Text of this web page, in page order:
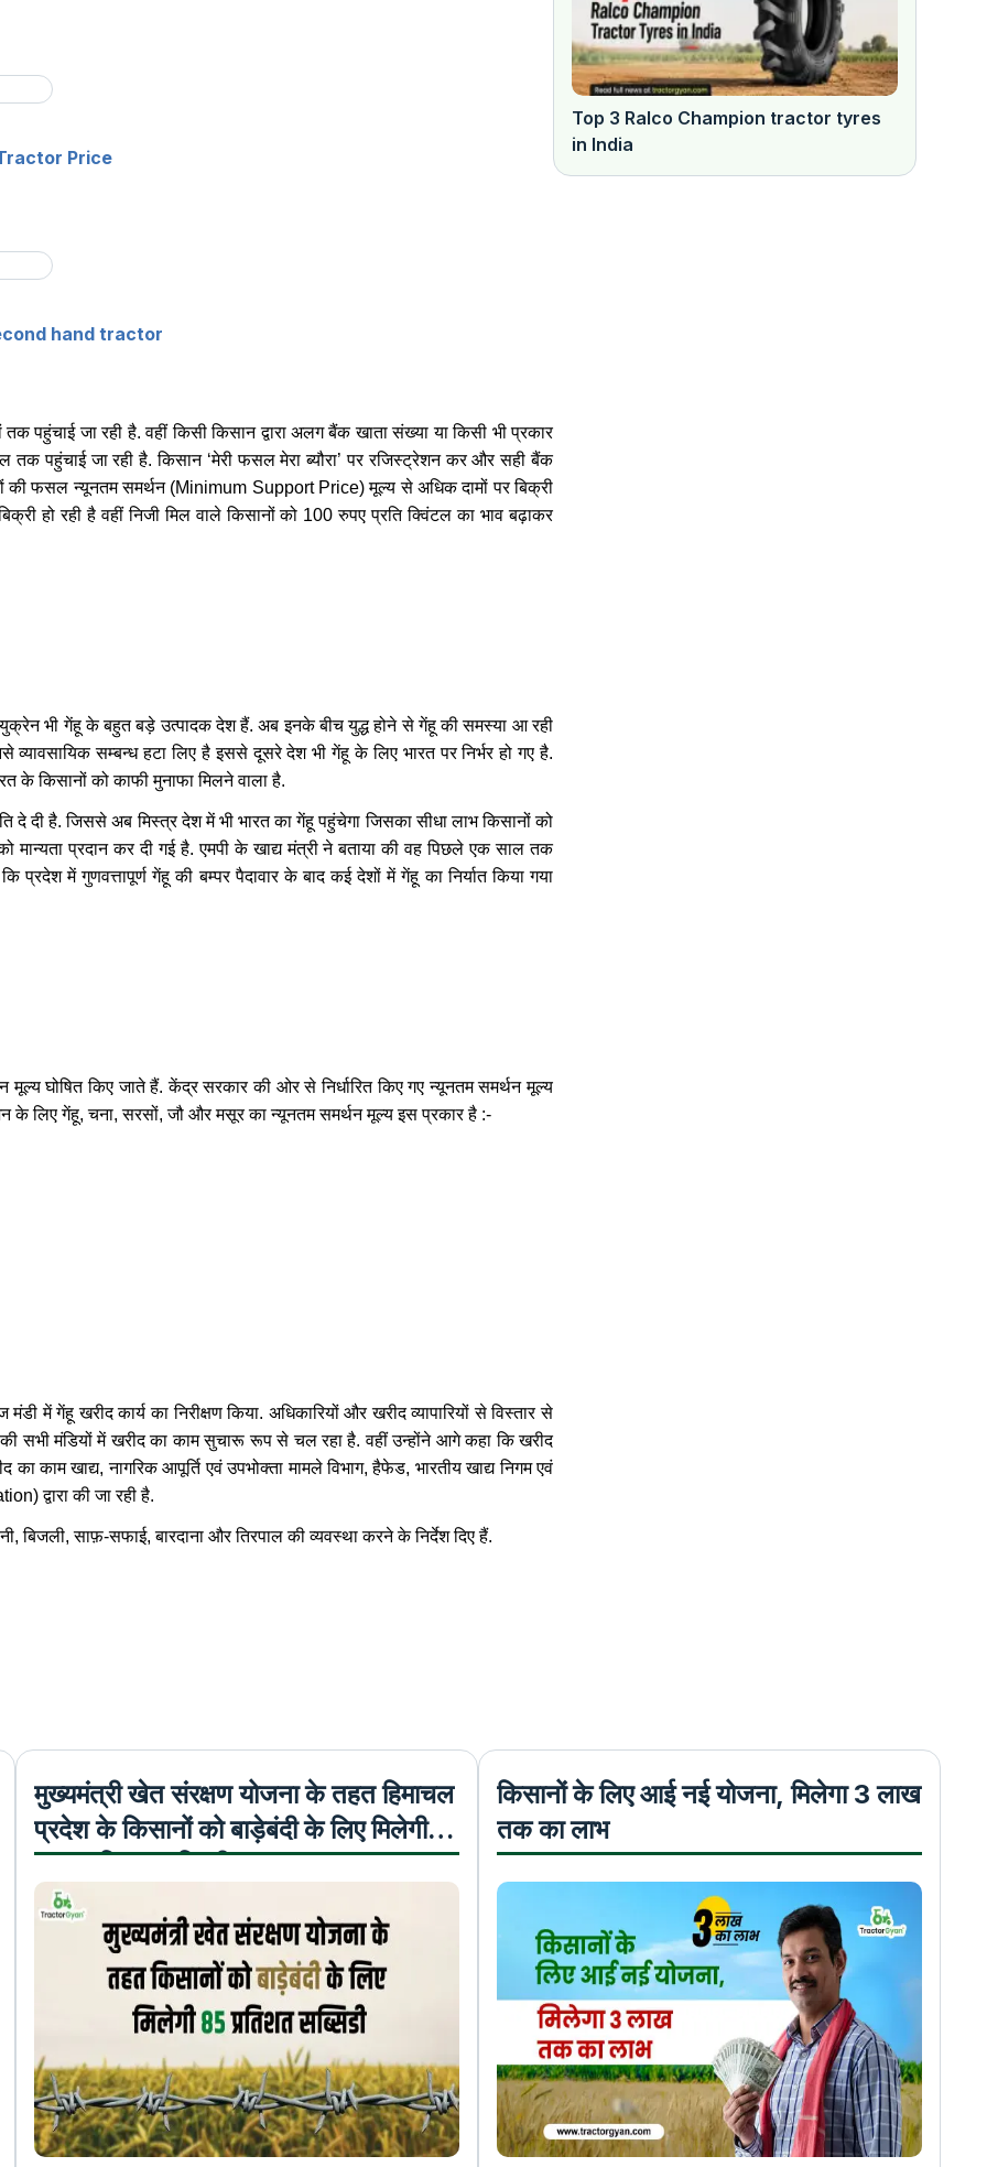
Price
hand tractor
पहुंचाई जा रही है. वहीं किसी किसान द्वारा अलग बैंक खाता संख्या या किसी भी प्रकार
तक पहुंचाई जा रही है. किसान ‘मेरी फसल मेरा ब्यौरा’ पर रजिस्ट्रेशन कर और सही बैंक
की फसल न्यूनतम समर्थन (Minimum Support Price) मूल्य से अधिक दामों पर बिक्री
हो रही है वहीं निजी मिल वाले किसानों को 100 रुपए प्रति क्विंटल का भाव बढ़ाकर
भी गेंहू के बहुत बड़े उत्पादक देश हैं. अब इनके बीच युद्ध होने से गेंहू की समस्या आ रही
सम्बन्ध हटा लिए है इससे दूसरे देश भी गेंहू के लिए भारत पर निर्भर हो गए है.
के किसानों को काफी मुनाफा मिलने वाला है.
दी है. जिससे अब मिस्त्र देश में भी भारत का गेंहू पहुंचेगा जिसका सीधा लाभ किसानों को
मान्यता प्रदान कर दी गई है. एमपी के खाद्य मंत्री ने बताया की वह पिछले एक साल तक
प्रदेश में गुणवत्तापूर्ण गेंहू की बम्पर पैदावार के बाद कई देशों में गेंहू का निर्यात किया गया
घोषित किए जाते हैं. केंद्र सरकार की ओर से निर्धारित किए गए न्यूनतम समर्थन मूल्य
के लिए गेंहू, चना, सरसों, जौ और मसूर का न्यूनतम समर्थन मूल्य इस प्रकार है :-
में गेंहू खरीद कार्य का निरीक्षण किया. अधिकारियों और खरीद व्यापारियों से विस्तार से
सभी मंडियों में खरीद का काम सुचारू रूप से चल रहा है. वहीं उन्होंने आगे कहा कि खरीद
काम खाद्य, नागरिक आपूर्ति एवं उपभोक्ता मामले विभाग, हैफेड, भारतीय खाद्य निगम एवं
द्वारा की जा रही है.
बिजली, साफ़-सफाई, बारदाना और तिरपाल की व्यवस्था करने के निर्देश दिए हैं.
Top 3 Ralco Champion tractor tyres
in India
मुख्यमंत्री खेत संरक्षण योजना के तहत हिमाचल
प्रदेश के किसानों को बाड़ेबंदी के लिए मिलेगी
85 प्रतिशत सब्सिडी
किसानों के लिए आई नई योजना, मिलेगा 3 लाख
तक का लाभ